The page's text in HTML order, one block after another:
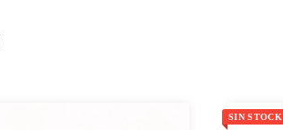
SIN STOCK